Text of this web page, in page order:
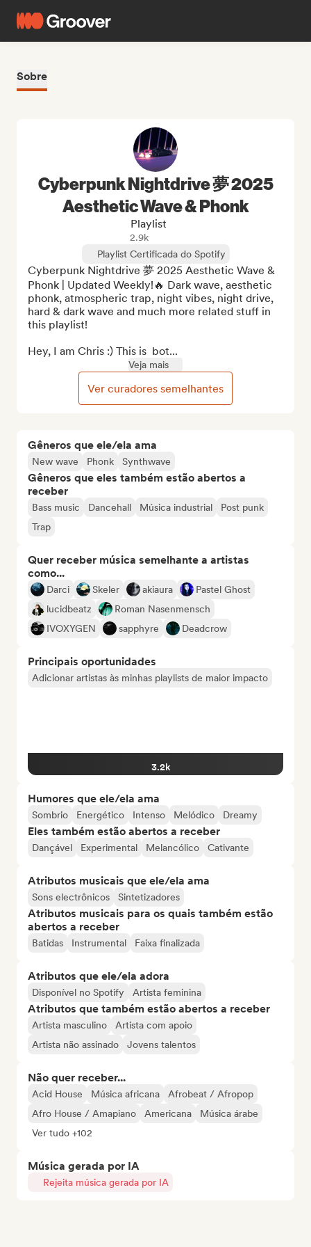
Sobre
Gêneros que ele/ela ama
New wave Phonk Synthwave
Gêneros que eles também estão abertos a
receber
Bass music Dancehall Música industrial
Post punk
Trap
Quer receber música semelhante a artistas
como...
Darci Skeler akiaura
Pastel Ghost
lucidbeatz
Roman Nasenmensch
IVOXYGEN
sapphyre Deadcrow
Principais oportunidades
Adicionar artistas às minhas playlists de maior impacto
3.2k
Humores que ele/ela ama
Sombrio Energético Intenso Melódico Dreamy
Eles também estão abertos a receber
Dançável Experimental Melancólico Cativante
Atributos musicais que ele/ela ama
Sons electrônicos Sintetizadores
Atributos musicais para os quais também estão
abertos a receber
Batidas Instrumental Faixa finalizada
Atributos que ele/ela adora
Disponível no Spotify Artista feminina
Atributos que também estão abertos a receber
Artista masculino
Artista com apoio
Artista não assinado
Jovens talentos
Não quer receber...
Acid House Música africana
Afrobeat / Afropop
Afro House / Amapiano
Americana
Música árabe
Ver tudo +102
Música gerada por IA
Rejeita música gerada por IA
Cyberpunk Nightdrive 夢 2025
Aesthetic Wave & Phonk
Playlist
2.9k
Playlist Certificada do Spotify
Cyberpunk Nightdrive 夢 2025 Aesthetic Wave &
Phonk | Updated Weekly!🔥 Dark wave, aesthetic
phonk, atmospheric trap, night vibes, night drive,
hard & dark wave and much more related stuff in
this playlist!
Hey, I am Chris :) This is  bot...
Veja mais
Ver curadores semelhantes